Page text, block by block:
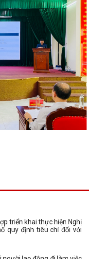
triển khai thực hiện Nghị
quy định tiêu chí đối với